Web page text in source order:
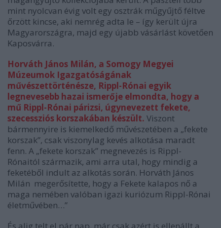
mint nyolcvan évig volt egy osztrák műgyűjtő féltve
őrzött kincse, aki nemrég adta le – így került újra
Magyarországra, majd egy újabb vásárlást követően
Kaposvárra.
Horváth János Milán, a Somogy Megyei
Múzeumok Igazgatóságának
művészettörténésze, Rippl-Rónai egyik
legnevesebb hazai ismerője elmondta, hogy a
mű Rippl-Rónai párizsi, úgynevezett fekete,
szecessziós korszakában készült. Viszont
bármennyire is kiemelkedő művészetében a „fekete
korszak”, csak viszonylag kevés alkotása maradt
fenn. A „fekete korszak” megnevezés is Rippl-
Rónaitól származik, ami arra utal, hogy mindig a
feketéből indult az alkotás során. Horváth János
Milán megerősítette, hogy a Fekete kalapos nő a
maga nemében valóban igazi kuriózum Rippl-Rónai
életművében…”